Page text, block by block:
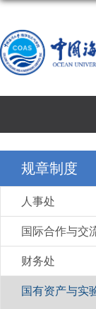
规章制度
人事处
国际合作与交
财务处
国有资产与实